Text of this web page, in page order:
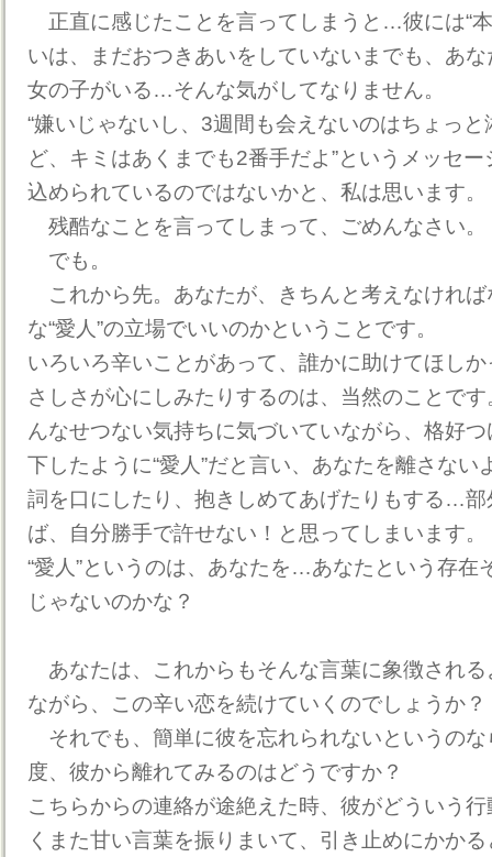
正直に感じたことを言ってしまうと…彼には“
いは、まだおつきあいをしていないまでも、あ
女の子がいる…そんな気がしてなりません。
“嫌いじゃないし、3週間も会えないのはちょっ
ど、キミはあくまでも2番手だよ”というメッセー
込められているのではないかと、私は思います。
残酷なことを言ってしまって、ごめんなさい。
でも。
これから先。あなたが、きちんと考えなければ
な“愛人”の立場でいいのかということです。
いろいろ辛いことがあって、誰かに助けてほし
さしさが心にしみたりするのは、当然のことで
んなせつない気持ちに気づいていながら、格好
下したように“愛人”だと言い、あなたを離さない
詞を口にしたり、抱きしめてあげたりもする…
ば、自分勝手で許せない！と思ってしまいます。
“愛人”というのは、あなたを…あなたという存在
じゃないのかな？
あなたは、これからもそんな言葉に象徴され
ながら、この辛い恋を続けていくのでしょうか？
それでも、簡単に彼を忘れられないというのな
度、彼から離れてみるのはどうですか？
こちらからの連絡が途絶えた時、彼がどういう
くまた甘い言葉を振りまいて、引き止めにかか